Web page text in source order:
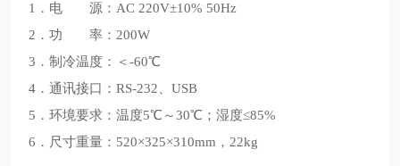
1．电 源：AC 220V±10% 50Hz
2．功 率：200W
3．制冷温度：＜-60℃
4．通讯接口：RS-232、USB
5．环境要求：温度5℃～30℃；湿度≤85%
6．尺寸重量：520×325×310mm，22kg